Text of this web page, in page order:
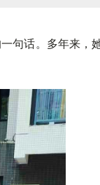
句话。多年来，